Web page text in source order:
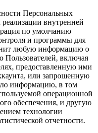
Персональных
внутренней
по умолчанию
и программы для
любую информацию о
Пользователей, включая
предоставленную ими
или запрошенную
информацию, в том
операционной
обеспечения, и другую
технологии
отчетности.